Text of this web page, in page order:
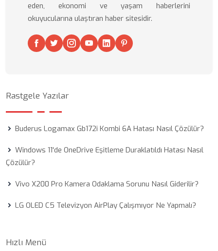
eden, ekonomi ve yaşam haberlerini
okuyucularına ulaştıran haber sitesidir.
Rastgele Yazılar
Buderus Logamax Gb172i Kombi 6A Hatası Nasıl Çözülür?
Windows 11'de OneDrive Eşitleme Duraklatıldı Hatası Nasıl
Çözülür?
Vivo X200 Pro Kamera Odaklama Sorunu Nasıl Giderilir?
LG OLED C5 Televizyon AirPlay Çalışmıyor Ne Yapmalı?
Hızlı Menü